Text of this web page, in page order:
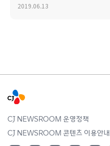
2019.06.13
CJ NEWSROOM 운영정책
CJ NEWSROOM 콘텐츠 이용안내